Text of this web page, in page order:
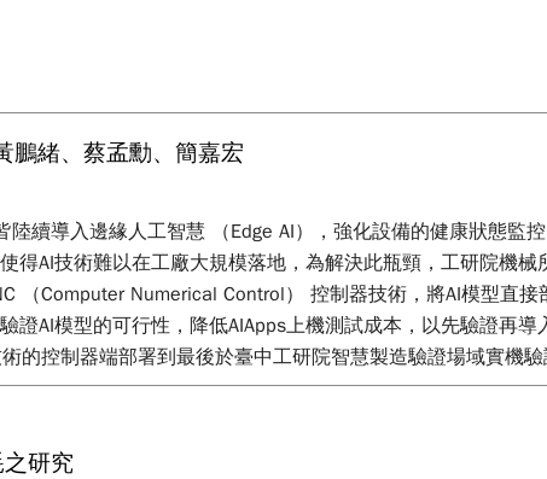
鵬緒、蔡孟勳、簡嘉宏
陸續導入邊緣人工智慧 （Edge AI），強化設備的健康狀態監
得AI技術難以在工廠大規模落地，為解決此瓶頸，工研院機
（Computer Numerical Control） 控制器技術，將AI模型直
證AI模型的可行性，降低AIApps上機測試成本，以先驗證再
的控制器端部署到最後於臺中工研院智慧製造驗證場域實機
研究